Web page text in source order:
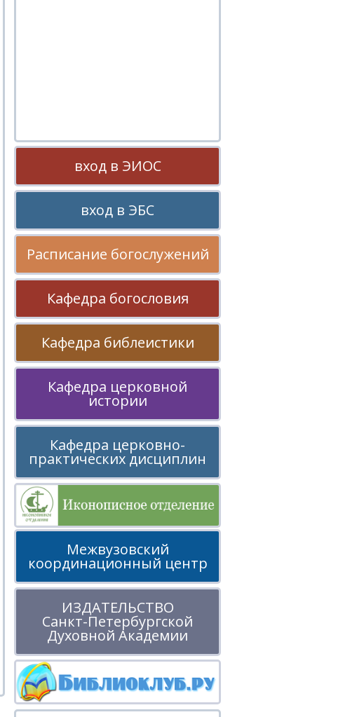
вход в ЭИОС
вход в ЭБС
Расписание богослужений
Кафедра богословия
Кафедра библеистики
Кафедра церковной
истории
Кафедра церковно-
практических дисциплин
Межвузовский
координационный центр
ИЗДАТЕЛЬСТВО
Санкт-Петербургской
Духовной Академии